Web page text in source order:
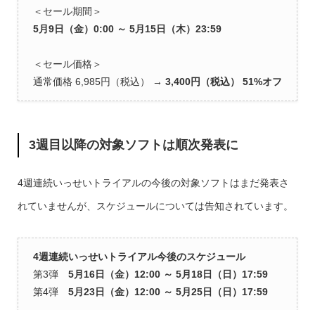
＜セール期間＞
5月9日（金）0:00 ～ 5月15日（木）23:59
＜セール価格＞
通常価格 6,985円（税込）
→ 3,400円（税込） 51%オフ
3週目以降の対象ソフトは順次発表に
4週連続いっせいトライアルの今後の対象ソフトはまだ発表さ
れていませんが、スケジュールについては告知されています。
4週連続いっせいトライアル今後のスケジュール
第3弾 5月16日（金）12:00 ～ 5月18日（日）17:59
第4弾 5月23日（金）12:00 ～ 5月25日（日）17:59